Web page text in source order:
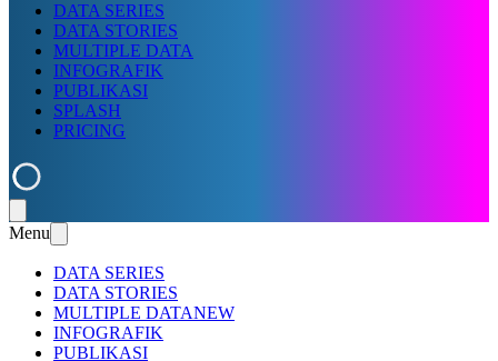
DATA SERIES
DATA STORIES
MULTIPLE DATA
INFOGRAFIK
PUBLIKASI
SPLASH
PRICING
Menu
DATA SERIES
DATA STORIES
MULTIPLE DATANEW
INFOGRAFIK
PUBLIKASI